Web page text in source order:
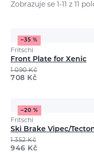
Zobrazuje se 1-11 z 11
−35 %
Fritschi
Front Plate for Xenic
1 090Kč
708 Kč
−20 %
Fritschi
Ski Brake Vipec/
1 352Kč
946 Kč